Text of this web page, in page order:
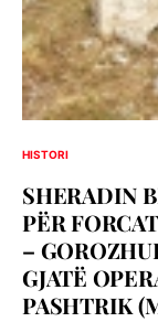
HISTORI
SHERADIN
PËR
–
GJATË
PASHTRIK